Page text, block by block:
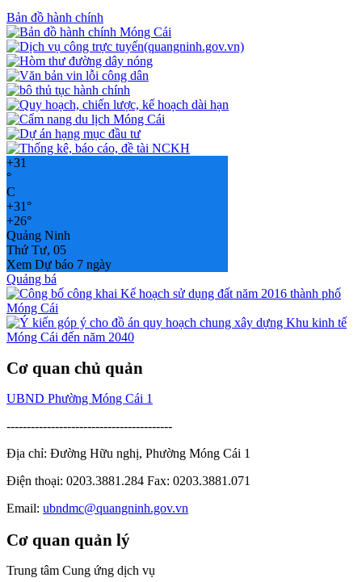
Bản đồ hành chính
+31
°
C
+31°
+26°
Quảng Ninh
Thứ Tư, 05
Xem Dự báo 7 ngày
Quảng bá
Cơ quan chủ quản
UBND Phường Móng Cái 1
-----------------------------------------
Địa chỉ: Đường Hữu nghị, Phường Móng Cái 1
Điện thoại: 0203.3881.284 Fax: 0203.3881.071
Email: ubndmc@quangninh.gov.vn
Cơ quan quản lý
Trung tâm Cung ứng dịch vụ